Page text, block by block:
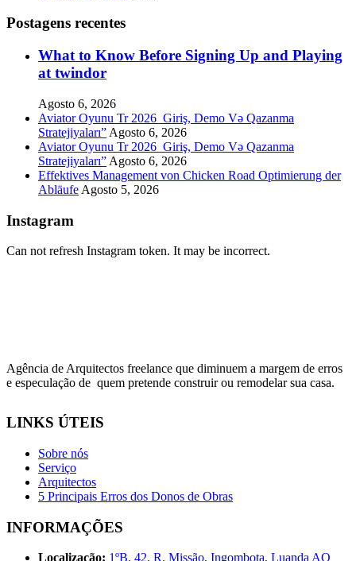
Postagens recentes
What to Know Before Signing Up and Playing
at twindor
Agosto 6, 2026
Aviator Oyunu Tr 2026 ️ Giriş, Demo Və Qazanma
Stratejiyaları” Agosto 6, 2026
Aviator Oyunu Tr 2026 ️ Giriş, Demo Və Qazanma
Stratejiyaları” Agosto 6, 2026
Effektives Management von Chicken Road Optimierung der
Abläufe Agosto 5, 2026
Instagram
Can not refresh Instagram token. It may be incorrect.
Agência de Arquitectos freelance que diminuem a margem de erros
e especulação de quem pretende construir ou remodelar sua casa.
LINKS ÚTEIS
Sobre nós
Serviço
Arquitectos
5 Principais Erros dos Donos de Obras
INFORMAÇÕES
Localização: 1ºB, 42, R. Missão, Ingombota, Luanda AO